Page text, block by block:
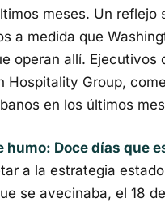
meses. Un
a medida que
operan allí.
Hospitality Group,
en los últimos
humo: Doce días que
a la estrategia
se avecinaba, el 18